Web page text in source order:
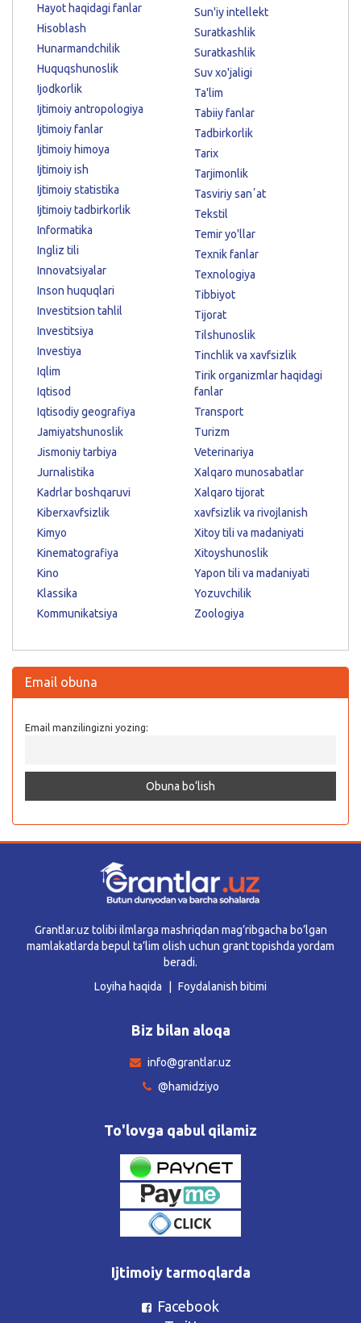
Hayot haqidagi fanlar
Hisoblash
Hunarmandchilik
Huquqshunoslik
Ijodkorlik
Ijtimoiy antropologiya
Ijtimoiy fanlar
Ijtimoiy himoya
Ijtimoiy ish
Ijtimoiy statistika
Ijtimoiy tadbirkorlik
Informatika
Ingliz tili
Innovatsiyalar
Inson huquqlari
Investitsion tahlil
Investitsiya
Investiya
Iqlim
Iqtisod
Iqtisodiy geografiya
Jamiyatshunoslik
Jismoniy tarbiya
Jurnalistika
Kadrlar boshqaruvi
Kiberxavfsizlik
Kimyo
Kinematografiya
Kino
Klassika
Kommunikatsiya
Sun'iy intellekt
Suratkashlik
Suratkashlik
Suv xo'jaligi
Ta'lim
Tabiiy fanlar
Tadbirkorlik
Tarix
Tarjimonlik
Tasviriy sanʼat
Tekstil
Temir yo'llar
Texnik fanlar
Texnologiya
Tibbiyot
Tijorat
Tilshunoslik
Tinchlik va xavfsizlik
Tirik organizmlar haqidagi
fanlar
Transport
Turizm
Veterinariya
Xalqaro munosabatlar
Xalqaro tijorat
xavfsizlik va rivojlanish
Xitoy tili va madaniyati
Xitoyshunoslik
Yapon tili va madaniyati
Yozuvchilik
Zoologiya
Email obuna
Email manzilingizni yozing:
Grantlar.uz tolibi ilmlarga mashriqdan mag’ribgacha bo’lgan
mamlakatlarda bepul ta’lim olish uchun grant topishda yordam
beradi.
Loyiha haqida
Foydalanish bitimi
Biz bilan aloqa
info@grantlar.uz
@hamidziyo
To'lovga qabul qilamiz
Ijtimoiy tarmoqlarda
Facebook